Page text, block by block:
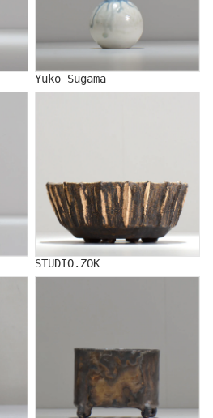
Yuko Sugama
STUDIO.ZOK